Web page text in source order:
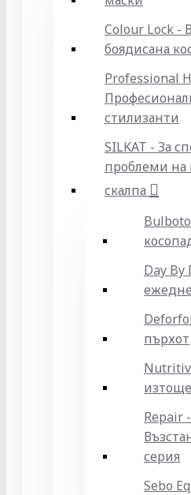
Colour Lock -
боядисана
Professional
стилизанти
SILKAT - За
проблеми на
скалпа
Day By
пърхот
Repair -
серия
Sebo